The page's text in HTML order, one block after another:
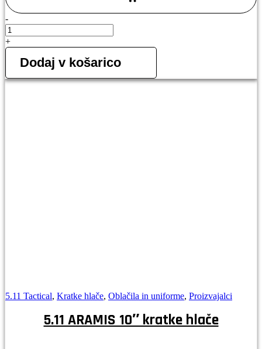
-
5.11
APEX
8"
vodoodporni
količina
+
Dodaj v košarico
5.11 Tactical, Kratke hlače, Oblačila in uniforme, Proizvajalci
5.11 ARAMIS 10″ kratke hlače